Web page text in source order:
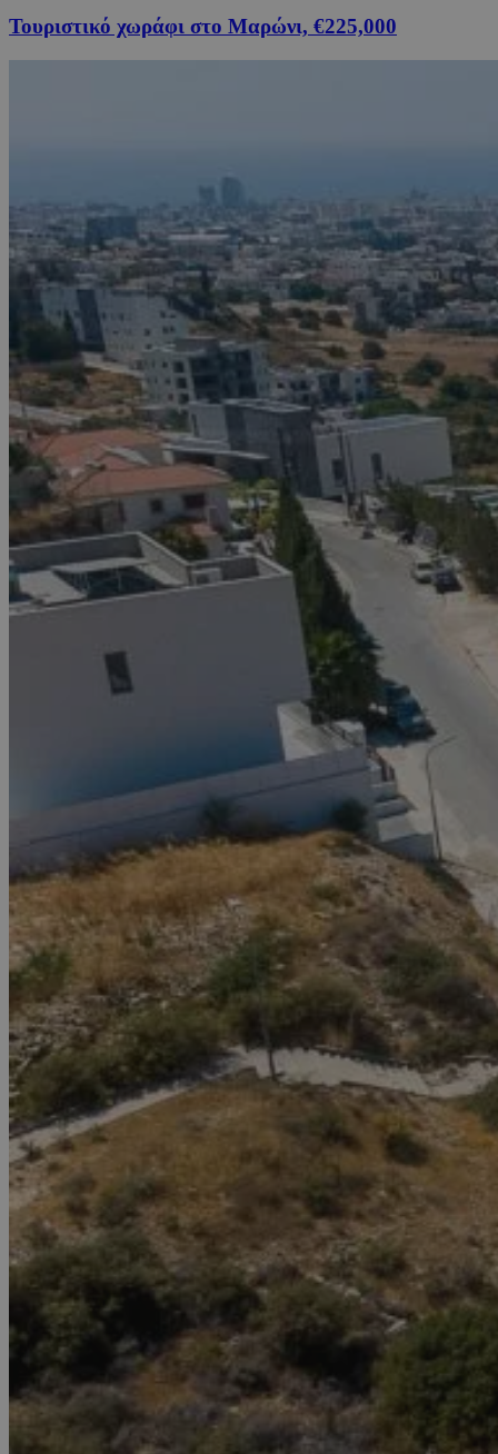
Τουριστικό χωράφι στο Μαρώνι, €225,000